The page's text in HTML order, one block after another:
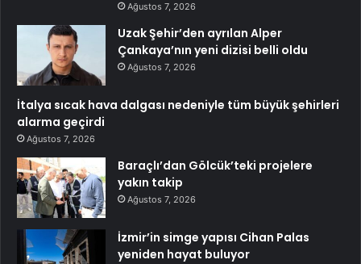
Ağustos 7, 2026
Uzak Şehir’den ayrılan Alper
Çankaya’nın yeni dizisi belli oldu
Ağustos 7, 2026
İtalya sıcak hava dalgası nedeniyle tüm büyük şehirleri
alarma geçirdi
Ağustos 7, 2026
Baraçlı’dan Gölcük’teki projelere
yakın takip
Ağustos 7, 2026
İzmir’in simge yapısı Cihan Palas
yeniden hayat buluyor